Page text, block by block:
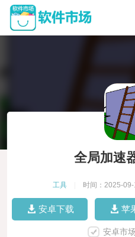
全局加速
工具 时间：2025-09-
安卓下载 苹
安卓市